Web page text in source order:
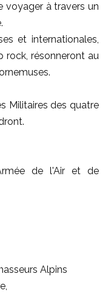
voyager à travers un
et internationales,
rock, résonneront au
Militaires des quatre
de l'Air et de
Alpins